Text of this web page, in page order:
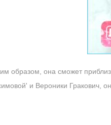
образом, она сможет
и Вероники Гракович,